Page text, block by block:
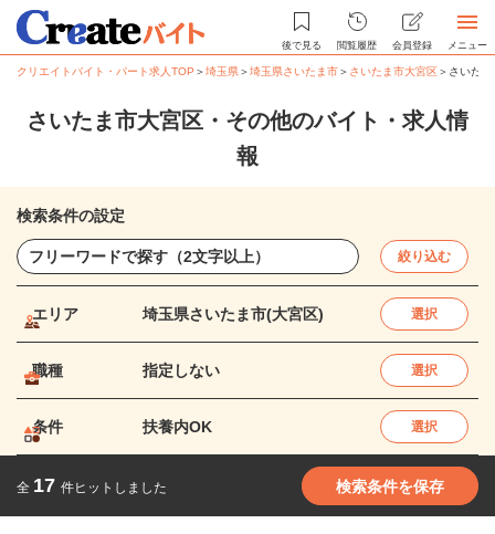
後で見る 閲覧履歴 会員登録 メニュー
クリエイトバイト・パート求人TOP ＞埼玉県＞埼玉県さいたま市＞ さいたま市大宮区＞ さいた
さいたま市大宮区・その他のバイト・求人情
報
検索条件の設定
絞り込む
エリア 埼玉県さいたま市(大宮区) 選択
職種 指定しない 選択
条件 扶養内OK 選択
全 17 件ヒットしました 検索条件を保存